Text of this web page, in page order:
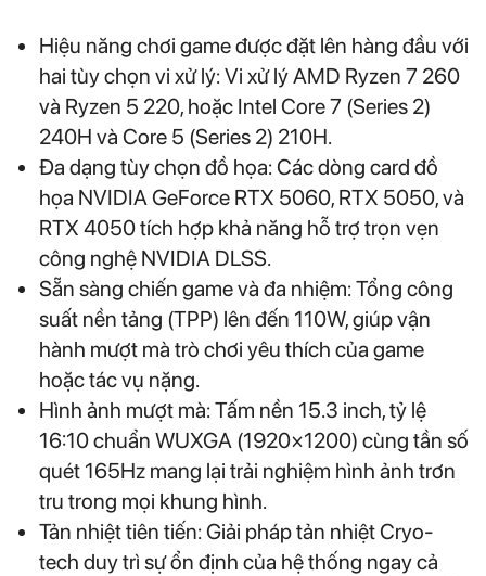
Hiệu năng chơi game được đặt lên hàng đầu với
hai tùy chọn vi xử lý: Vi xử lý AMD Ryzen 7 260
và Ryzen 5 220, hoặc Intel Core 7 (Series 2)
240H và Core 5 (Series 2) 210H.
Đa dạng tùy chọn đồ họa: Các dòng card đồ
họa NVIDIA GeForce RTX 5060, RTX 5050, và
RTX 4050 tích hợp khả năng hỗ trợ trọn vẹn
công nghệ NVIDIA DLSS.
Sẵn sàng chiến game và đa nhiệm: Tổng công
suất nền tảng (TPP) lên đến 110W, giúp vận
hành mượt mà trò chơi yêu thích của game
hoặc tác vụ nặng.
Hình ảnh mượt mà: Tấm nền 15.3 inch, tỷ lệ
16:10 chuẩn WUXGA (1920×1200) cùng tần số
quét 165Hz mang lại trải nghiệm hình ảnh trơn
tru trong mọi khung hình.
Tản nhiệt tiên tiến: Giải pháp tản nhiệt Cryo-
tech duy trì sự ổn định của hệ thống ngay cả